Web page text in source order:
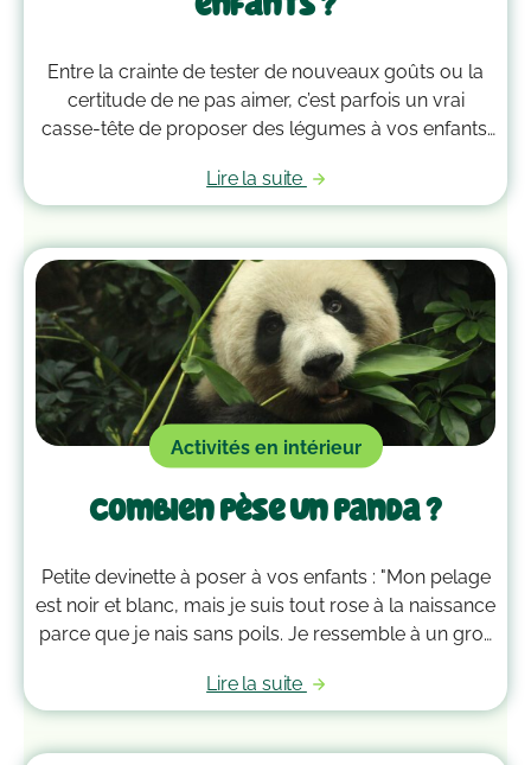
Entre la crainte de tester de nouveaux goûts ou la
certitude de ne pas aimer, c’est parfois un vrai
casse-tête de proposer des légumes à vos enfants.
vous aideront à leur en faire manger facilement.
Lire la suite
Activités en intérieur
Combien pèse un panda ?
Petite devinette à poser à vos enfants : "Mon pelage
est noir et blanc, mais je suis tout rose à la naissance
parce que je nais sans poils. Je ressemble à un gros
bambous. Qui suis-je ?" Lorsque vos petits curieux
auront deviné, proposez-leur d’en savoir un peu
plus sur le panda !
Lire la suite